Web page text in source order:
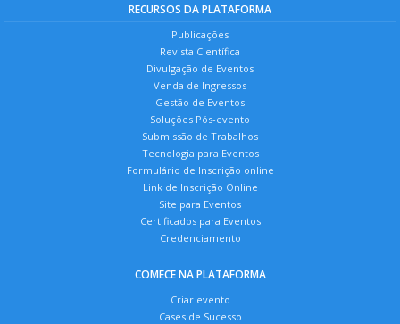
RECURSOS DA PLATAFORMA
Publicações
Revista Científica
Divulgação de Eventos
Venda de Ingressos
Gestão de Eventos
Soluções Pós-evento
Submissão de Trabalhos
Tecnologia para Eventos
Formulário de Inscrição online
Link de Inscrição Online
Site para Eventos
Certificados para Eventos
Credenciamento
COMECE NA PLATAFORMA
Criar evento
Cases de Sucesso